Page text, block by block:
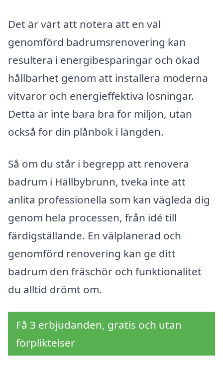
Det är värt att notera att en väl
genomförd badrumsrenovering kan
resultera i energibesparingar och ökad
hållbarhet genom att installera moderna
vitvaror och energieffektiva lösningar.
Detta är inte bara bra för miljön, utan
också för din plånbok i längden.
Så om du står i begrepp att renovera
badrum i Hällbybrunn, tveka inte att
anlita professionella som kan vägleda dig
genom hela processen, från idé till
färdigställande. En välplanerad och
genomförd renovering kan ge ditt
badrum den fräschör och funktionalitet
du alltid drömt om.
Få 3 erbjudanden, gratis och utan
förpliktelser